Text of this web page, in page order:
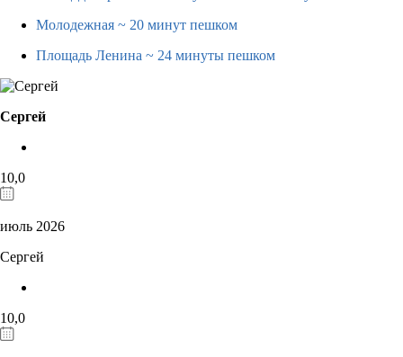
Молодежная ~ 20 минут пешком
Площадь Ленина ~ 24 минуты пешком
Сергей
10,0
июль 2026
Сергей
10,0